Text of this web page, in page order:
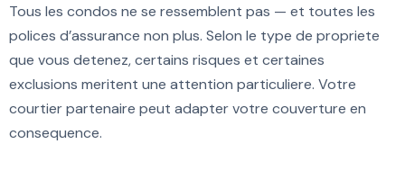
Tous les condos ne se ressemblent pas — et toutes les
polices d’assurance non plus. Selon le type de propriete
que vous detenez, certains risques et certaines
exclusions meritent une attention particuliere. Votre
courtier partenaire peut adapter votre couverture en
consequence.